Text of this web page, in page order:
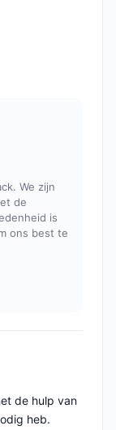
We zijn
de
is
ons best te
de hulp van
heb.